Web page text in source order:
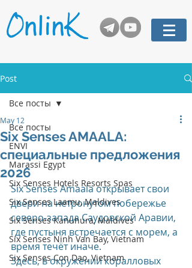
Post
Все посты
ENVI
Marassi Egypt
Six Senses Hotels Resorts Spas
Six Senses Laamu, Maldives
Six Senses Kanuhura, Maldives
Six Senses Ninh Van Bay, Vietnam
Six Senses Con Dao, Vietnam
Все посты
Six Senses AMAALA:
специальные предложения
2026
May 12
Six Senses Amaala открывает свои
двери на нетронутом побережье
северо-запада Саудовской Аравии,
где пустыня встречается с морем, а
время течёт иначе.
Здесь, в окружении коралловых